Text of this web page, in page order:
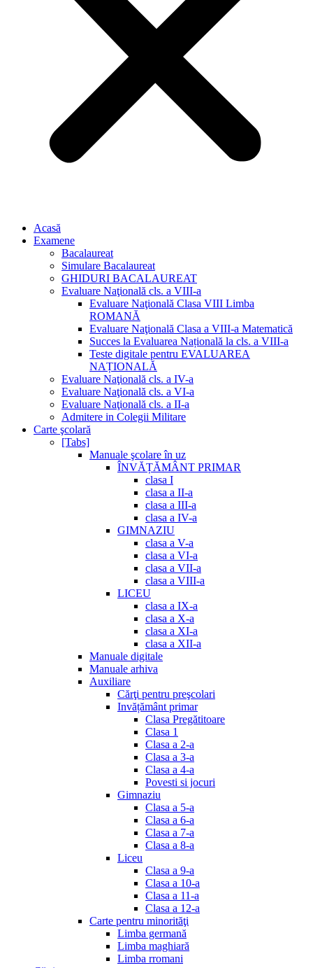
Acasă
Examene
Bacalaureat
Simulare Bacalaureat
GHIDURI BACALAUREAT
Evaluare Naţională cls. a VIII-a
Evaluare Naţională Clasa VIII Limba
ROMANĂ
Evaluare Naţională Clasa a VIII-a Matematică
Succes la Evaluarea Națională la cls. a VIII-a
Teste digitale pentru EVALUAREA
NAȚIONALĂ
Evaluare Naţională cls. a IV-a
Evaluare Naţională cls. a VI-a
Evaluare Naţională cls. a II-a
Admitere in Colegii Militare
Carte şcolară
[Tabs]
Manuale şcolare în uz
ÎNVĂȚĂMÂNT PRIMAR
clasa I
clasa a II-a
clasa a III-a
clasa a IV-a
GIMNAZIU
clasa a V-a
clasa a VI-a
clasa a VII-a
clasa a VIII-a
LICEU
clasa a IX-a
clasa a X-a
clasa a XI-a
clasa a XII-a
Manuale digitale
Manuale arhiva
Auxiliare
Cărţi pentru preşcolari
Invățământ primar
Clasa Pregătitoare
Clasa 1
Clasa a 2-a
Clasa a 3-a
Clasa a 4-a
Povesti si jocuri
Gimnaziu
Clasa a 5-a
Clasa a 6-a
Clasa a 7-a
Clasa a 8-a
Liceu
Clasa a 9-a
Clasa a 10-a
Clasa a 11-a
Clasa a 12-a
Carte pentru minorităţi
Limba germană
Limba maghiară
Limba rromani